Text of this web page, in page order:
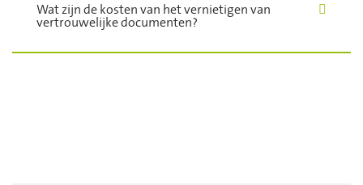
Wat zijn de kosten van het vernietigen van
vertrouwelijke documenten?